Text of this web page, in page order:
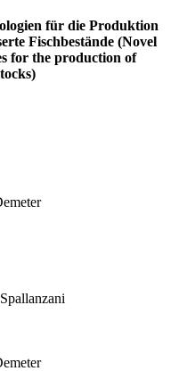
für die Produktion
Fischbestände (Novel
for the production of